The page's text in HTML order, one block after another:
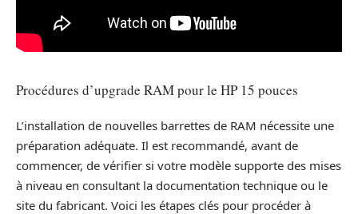
Procédures d’upgrade RAM pour le HP 15 pouces
L’installation de nouvelles barrettes de RAM nécessite une
préparation adéquate. Il est recommandé, avant de
commencer, de vérifier si votre modèle supporte des mises
à niveau en consultant la documentation technique ou le
site du fabricant. Voici les étapes clés pour procéder à